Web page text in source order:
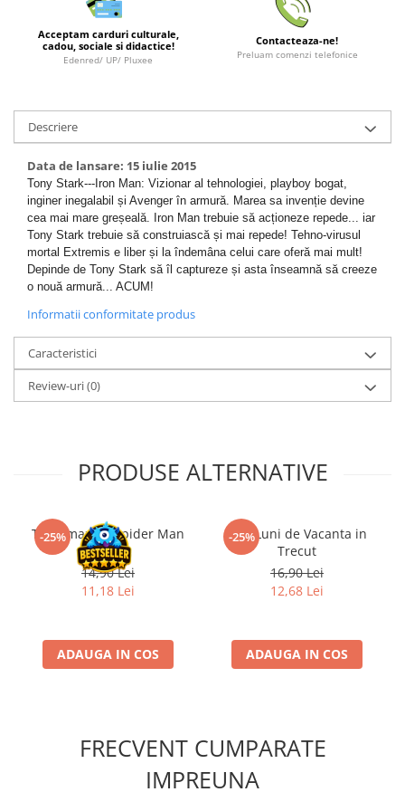
LEGO Wicked
Lampi si brelocuri cu LED
Recipiente alimentare
Seturi emblematice
Lego Editions
Lego Pokemon
Lego Friends
LEGO Ninjago
Acceptam carduri culturale,
cadou, sociale si didactice!
Edenred/ UP/ Pluxee
Contacteaza-ne!
Preluam comenzi telefonice
Descriere
Data de lansare: 15 iulie 2015
Tony Stark---Iron Man: Vizionar al tehnologiei, playboy bogat,
inginer inegalabil și Avenger în armură. Marea sa invenție devine
cea mai mare greșeală. Iron Man trebuie să acționeze repede... iar
Tony Stark trebuie să construiască și mai repede! Tehno-virusul
mortal Extremis e liber și la îndemâna celui care oferă mai mult!
Depinde de Tony Stark să îl captureze și asta înseamnă să creeze
o nouă armură... ACUM!
Informatii conformitate produs
Caracteristici
Review-uri(0)
PRODUSE ALTERNATIVE
-25%
The Amazing Spider Man
#1 RO
14,90 Lei
11,18 Lei
ADAUGA IN COS
-25%
Trei Luni de Vacanta in
Trecut
16,90 Lei
12,68 Lei
ADAUGA IN COS
FRECVENT CUMPARATE
IMPREUNA